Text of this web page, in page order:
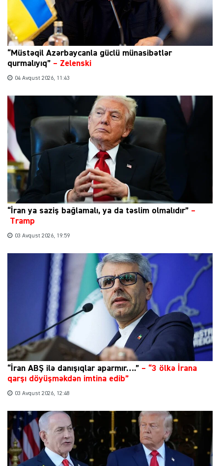
“Müstəqil Azərbaycanla güclü münasibətlər
qurmalıyıq” – Zelenski
04 Avqust 2026, 11:43
“İran ya saziş bağlamalı, ya da təslim olmalıdır” –
Tramp
03 Avqust 2026, 19:59
“İran ABŞ ilə danışıqlar aparmır….” – “3 ölkə İrana
qarşı döyüşməkdən imtina edib”
03 Avqust 2026, 12:48